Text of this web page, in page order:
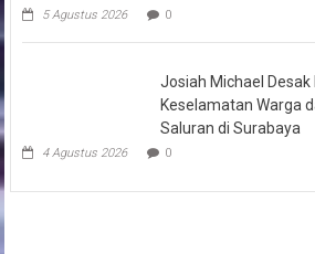
5 Agustus 2026 0
Josiah Michael
Keselamatan Warga
Saluran di Surabaya
4 Agustus 2026 0